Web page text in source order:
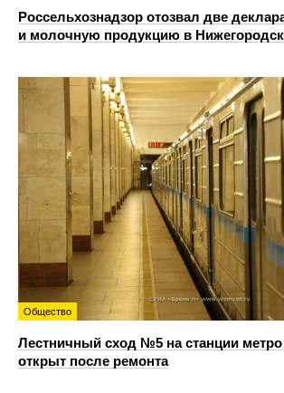
Россельхознадзор отозвал две
и молочную продукцию в
Общество
Лестничный сход №5 на станции
открыт после ремонта